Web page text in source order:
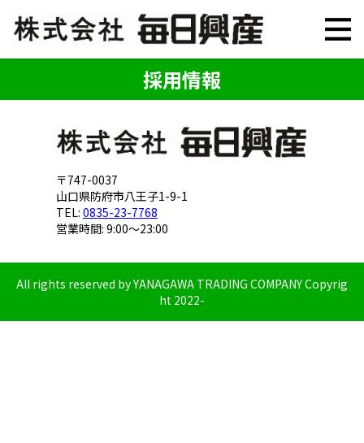
採用情報
〒747-0037
山口県防府市八王子1-9-1
TEL: 0835-23-7768
営業時間: 9:00～23:00
All rights reserved by YANAGAWA TRADING COMPANY Copyrig
ht 2022-